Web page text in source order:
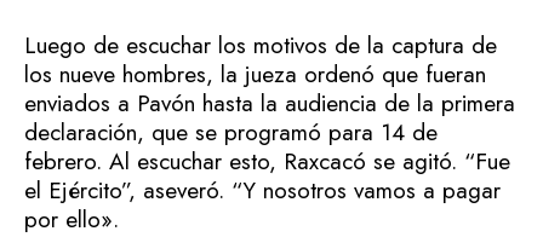
Luego de escuchar los motivos de la captura de
los nueve hombres, la jueza ordenó que fueran
enviados a Pavón hasta la audiencia de la primera
declaración, que se programó para 14 de
febrero. Al escuchar esto, Raxcacó se agitó. “Fue
el Ejército”, aseveró. “Y nosotros vamos a pagar
por ello».